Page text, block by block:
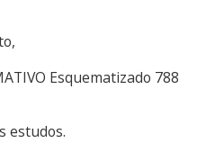
Esquematizado 788
estudos.